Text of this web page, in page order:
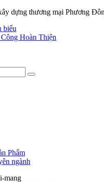
dựng thương mại Phương
biểu
Hoàn Thiện
Phẩm
ngành